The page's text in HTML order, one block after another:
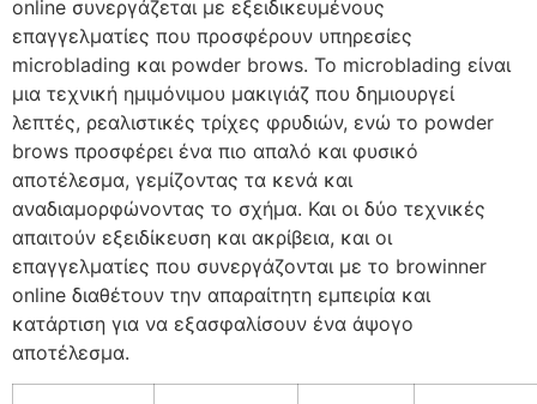
online συνεργάζεται με εξειδικευμένους
επαγγελματίες που προσφέρουν υπηρεσίες
microblading και powder brows. Το microblading είναι
μια τεχνική ημιμόνιμου μακιγιάζ που δημιουργεί
λεπτές, ρεαλιστικές τρίχες φρυδιών, ενώ το powder
brows προσφέρει ένα πιο απαλό και φυσικό
αποτέλεσμα, γεμίζοντας τα κενά και
αναδιαμορφώνοντας το σχήμα. Και οι δύο τεχνικές
απαιτούν εξειδίκευση και ακρίβεια, και οι
επαγγελματίες που συνεργάζονται με το browinner
online διαθέτουν την απαραίτητη εμπειρία και
κατάρτιση για να εξασφαλίσουν ένα άψογο
αποτέλεσμα.